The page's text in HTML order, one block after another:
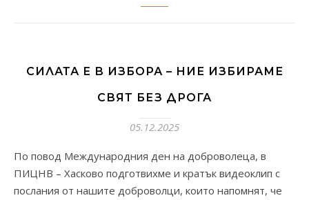
СИЛАТА Е В ИЗБОРА – НИЕ ИЗБИРАМЕ
СВЯТ БЕЗ ДРОГА
05.12.2025
По повод Международния ден на доброволеца, в
ПИЦНВ – Хасково подготвихме и кратък видеоклип с
послания от нашите доброволци, които напомнят, че